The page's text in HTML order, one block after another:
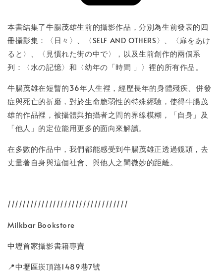
NT$ 50
NT$ 100
- +
加入購物車
本書結集了牛腸茂雄生前的攝影作品，分別為生前發表的四
冊攝影集：〈日々〉、〈SELF AND OTHERS〉、〈扉をあけ
ると〉、〈見慣れた街の中で〉，以及生前創作的兩個系
列：〈水の記憶〉和〈幼年の「時間 」〉裡的所有作品。
牛腸茂雄在短暫的36年人生裡，經歷長年的身體殘疾、併發
症與死亡的折磨，對於生命脆弱性的特殊經驗，使得牛腸茂
雄的作品裡，被攝體與拍攝者之間的界線模糊，「自身」及
「他人」的定位能用更多的面向來解讀。
在多數的作品中，我們都能感受到牛腸茂雄正透過鏡頭，去
丈量著自身與這個社會、與他人之間微妙的距離。
////////////////////////////////
Milkbar Bookstore
中壢首家攝影書籍專賣
📍中壢區崁頂路1489巷7號